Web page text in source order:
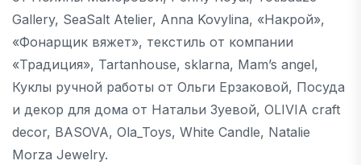
Gallery, SeaSalt Atelier, Anna Kovylina, «Накрой»,
«Фонарщик вяжет», текстиль от компании
«Традиция», Tartanhouse, sklarna, Mam’s angel,
Куклы ручной работы от Ольги Ерзаковой, Посуда
и декор для дома от Натальи Зуевой, OLIVIA craft
decor, BASOVA, Ola_Toys, White Candle, Natalie
Morza Jewelry.